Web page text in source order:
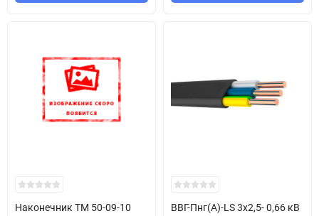
Наконечник ТМ 50-09-10
ВВГ-Пнг(А)-LS 3х2,5- 0,66 кВ